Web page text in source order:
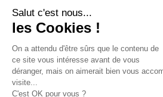
Kit coussin point de croix le faon